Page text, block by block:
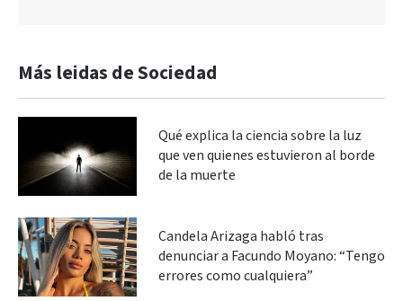
Más leidas de Sociedad
Qué explica la ciencia sobre la luz
que ven quienes estuvieron al borde
de la muerte
Candela Arizaga habló tras
denunciar a Facundo Moyano: “Tengo
errores como cualquiera”